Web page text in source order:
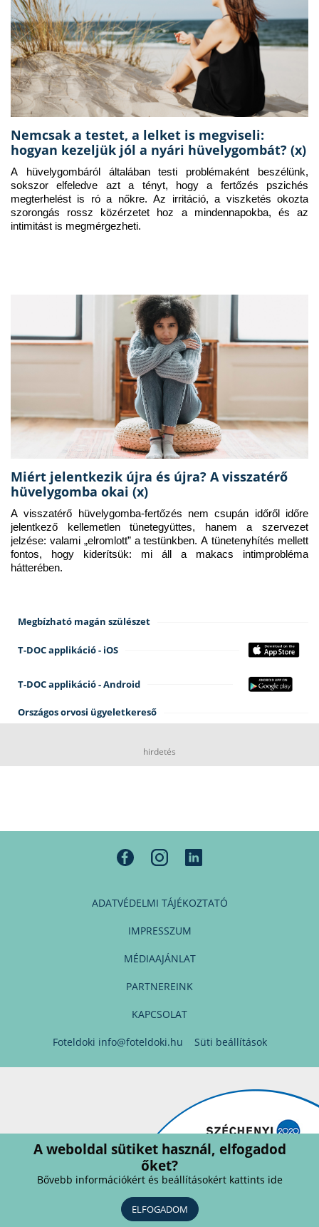
Nemcsak a testet, a lelket is megviseli:
hogyan kezeljük jól a nyári hüvelygombát? (x)
A hüvelygombáról általában testi problémaként beszélünk,
sokszor elfeledve azt a tényt, hogy a fertőzés pszichés
megterhelést is ró a nőkre. Az irritáció, a viszketés okozta
szorongás rossz közérzetet hoz a mindennapokba, és az
intimitást is megmérgezheti.
Miért jelentkezik újra és újra? A visszatérő
hüvelygomba okai (x)
A visszatérő hüvelygomba-fertőzés nem csupán időről időre
jelentkező kellemetlen tünetegyüttes, hanem a szervezet
jelzése: valami „elromlott” a testünkben. A tünetenyhítés mellett
fontos, hogy kiderítsük: mi áll a makacs intimprobléma
hátterében.
Megbízható magán szülészet
T-DOC applikáció - iOS
T-DOC applikáció - Android
Országos orvosi ügyeletkereső
hirdetés
ADATVÉDELMI TÁJÉKOZTATÓ
IMPRESSZUM
MÉDIAAJÁNLAT
PARTNEREINK
KAPCSOLAT
Foteldoki info@foteldoki.hu Süti beállítások
A weboldal sütiket használ, elfogadod
őket?
Bővebb információkért és beállításokért kattints ide
ELFOGADOM